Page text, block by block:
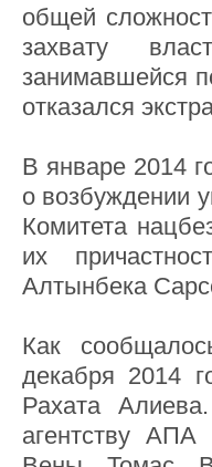
общей
захвату
занимавшейся
отказался
В январе 2014
о возбуждении
Комитета
их
Алтынбека
Как
декабря 2014
Рахата
агентству АПА